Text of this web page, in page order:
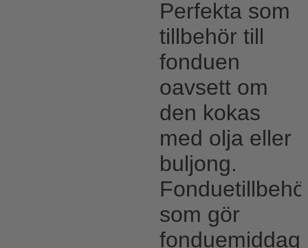
Perfekta som
tillbehör till
fonduen
oavsett om
den kokas
med olja eller
buljong.
som gör